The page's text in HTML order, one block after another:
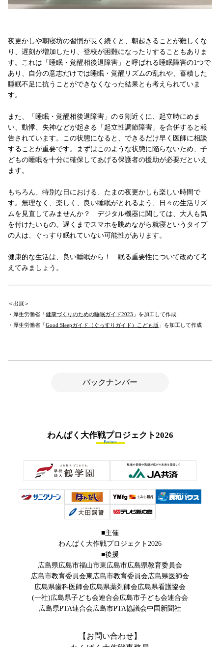
夜更かしや朝寝坊の習慣が長く続くと、朝起きることが難しくな
り、遅刻が増加したり、登校が困難になったりすることもありま
す。これは「睡眠・覚醒相後退障害」と呼ばれる睡眠障害の1つで
あり、自分の意志だけでは睡眠・覚醒リズムの乱れや、蓄積した
睡眠不足に抗うことができなくなった結果とも考えられていま
す。
また、「睡眠・覚醒相後退障害」の６割近くに、起立時にめま
い、動悸、失神などが起きる「起立性調節障害」を合併すると報
告されています。この状態になると、できるだけ早く医師に相談
することが重要です。まずはこのような状態に陥らないため、子
どもの睡眠を十分に確保してあげる保護者の援助が必要だといえ
ます。
もちろん、特別な日における、たまの夜更かしも楽しい時間で
す。無理なく、楽しく、良い睡眠がとれるよう、日々の生活リズ
ムを見直してみませんか？ デジタル機器に関しては、大人も気
を付けたいもの。遅くまでスマホを眺めながら就寝というタイプ
の人は、ぐっすり眠れていない可能性があります。
健康的な生活は、良い睡眠から！ 眠る重要性について改めて考
えてみましょう。
＜出展＞
・厚生労働省「健康づくりのための睡眠ガイド2023 」を加工して作成
・厚生労働省「Good Sleepガイド（ぐっすりガイド）こども版 」を加工して作成
バックナンバー
わんぱく大作戦プロジェクト2026
Partner
■主催
わんぱく大作戦プロジェクト2026
■後援
広島県広島市福山市東広島市広島県教育委員会
広島市教育委員会東広島市教育委員会広島県医師会
広島県歯科医師会広島県薬剤師会広島県看護協会
(一社)広島県子ども会連合会広島市子ども会連合会
広島県PTA連合会広島市PTA協議会中国新聞社
【お問い合わせ】